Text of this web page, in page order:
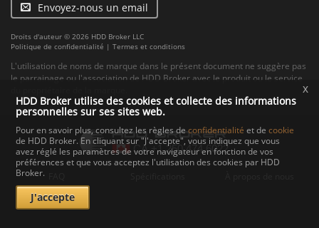
Envoyez-nous un email
Droits d'auteur © 2026 HDD Broker LLC
Politique de confidentialité | Termes et conditions
L'utilisation de noms de marque dans le présent document ne suggère pas
le parrainage ou l'association de HDD Broker avec le produit ou le service
Contact
HDD Broker utilise des cookies et collecte des informations
personnelles sur ses sites web.
Pour en savoir plus, consultez les règles de confidentialité et de cookie
de HDD Broker. En cliquant sur "J'accepte", vous indiquez que vous
avez réglé les paramètres de votre navigateur en fonction de vos
préférences et que vous acceptez l'utilisation des cookies par HDD
Broker.
J'accepte
x